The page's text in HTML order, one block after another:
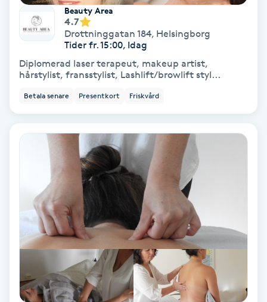
Sockring
Spa-pedikyr
Spraytan
Stylist
Svensk massage
Beauty Area
4.7
Drottninggatan 184, Helsingborg
Tider fr. 15:00, Idag
Diplomerad laser terapeut, makeup artist,
hårstylist, fransstylist, Lashlift/browlift styl...
Betala senare Presentkort Friskvård